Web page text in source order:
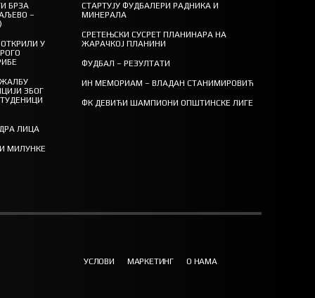
БРЗА
–
У
ЗБОГ
ЛИЦА
МИЛУНКЕ
СТАРТУЈУ ФУДБАЛЕРИ РАДНИКА И
МИНЕРАЛА
СРЕТЕЊСКИ СУСРЕТ ПЛАНИНАРА НА
ЖАРАЧКОЈ ПЛАНИНИ
ФУДБАЛ – РЕЗУЛТАТИ
ИН МЕМОРИАМ – ВЛАДАН СТАНИМИРОВИЋ
ФК ДЕВИЋИ ШАМПИОНИ ОПШТИНСКЕ ЛИГЕ
УСЛОВИ МАРКЕТИНГ О НАМА